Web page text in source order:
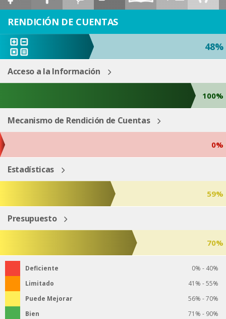
ESP ENG
RENDICIÓN DE CUENTAS
48%
Acceso a la Información
100%
Mecanismo de Rendición de Cuentas
0%
Estadísticas
59%
Presupuesto
70%
Deficiente
0% - 40%
Limitado
41% - 55%
Puede Mejorar
56% - 70%
Bien
71% - 90%